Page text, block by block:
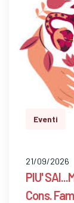
Eventi
21/09/2026
PIU'
Cons.